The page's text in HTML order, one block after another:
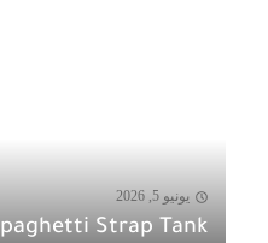
يونيو 5, 2026
Strap Tank